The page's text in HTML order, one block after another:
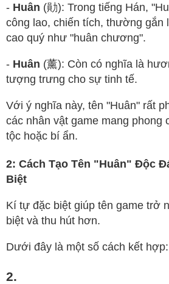
- Huân (勛): Trong tiếng Hán,
công lao, chiến tích, thường gắn
cao quý như "huân chương".
- Huân (薰): Còn có nghĩa là
tượng trưng cho sự tinh tế.
Với ý nghĩa này, tên "Huân" rất
các nhân vật game mang phong
tộc hoặc bí ẩn.
2: Cách Tạo Tên "Huân" Độc
Biệt
Kí tự đặc biệt giúp tên game trở
biệt và thu hút hơn.
Dưới đây là một số cách kết hợp:
2.